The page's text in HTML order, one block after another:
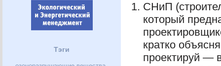
Тэги
СНиП
который
кратко
проектируй —